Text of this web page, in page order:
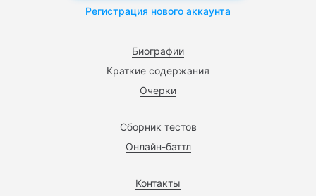
Биографии
Краткие содержания
Очерки
Сборник тестов
Онлайн-баттл
Контакты
Регистрация нового аккаунта